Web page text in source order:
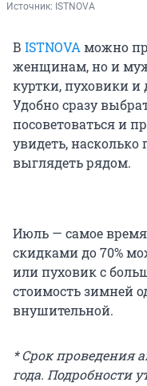
Источник: ISTNOVA
В ISTNOVA можно
женщинам, но и
куртки, пуховики и
Удобно сразу
посоветоваться и
увидеть,
выглядеть рядом.
Июль — самое время
скидками до 70%
или пуховик с
стоимость зимней
внушительной.
* Срок проведения
года. Подробности